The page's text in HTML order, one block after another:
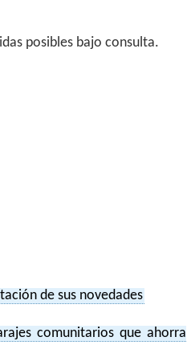
posibles bajo consulta.
de sus novedades
comunitarios que ahorra